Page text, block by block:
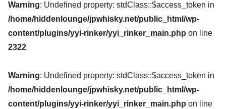
Warning: Undefined property: stdClass::$access_token in
/home/hiddenlounge/jpwhisky.net/public_html/wp-
content/plugins/yyi-rinker/yyi_rinker_main.php on line
2322
Warning: Undefined property: stdClass::$access_token in
/home/hiddenlounge/jpwhisky.net/public_html/wp-
content/plugins/yyi-rinker/yyi_rinker_main.php on line